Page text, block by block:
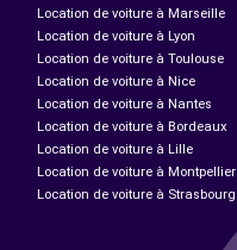
Location de voiture à Marseille
Location de voiture à Lyon
Location de voiture à Toulouse
Location de voiture à Nice
Location de voiture à Nantes
Location de voiture à Bordeaux
Location de voiture à Lille
Location de voiture à Montpellier
Location de voiture à Strasbourg